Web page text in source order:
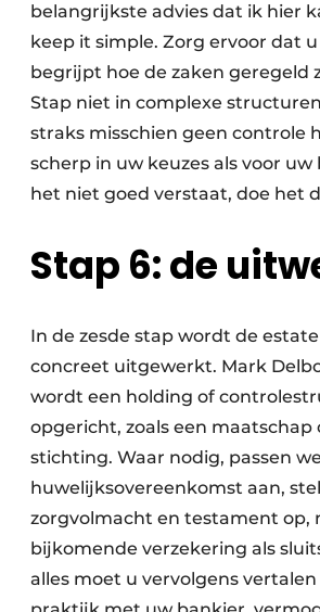
belangrijkste advies dat ik hier
keep it simple. Zorg ervoor dat
begrijpt hoe de zaken geregeld
Stap niet in complexe
straks misschien geen controle
scherp in uw keuzes als voor uw
het niet goed verstaat, doe het
Stap 6: de
In de zesde stap wordt de
concreet uitgewerkt. Mark
wordt een holding of
opgericht, zoals een maatschap
stichting. Waar nodig, passen
huwelijksovereenkomst aan,
zorgvolmacht en testament op,
bijkomende verzekering als
alles moet u vervolgens